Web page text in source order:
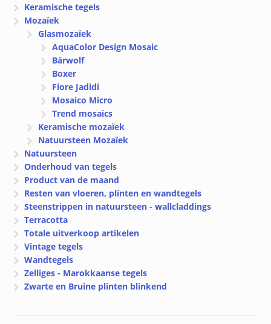
Keramische tegels
Mozaïek
Glasmozaïek
AquaColor Design Mosaic
Bärwolf
Boxer
Fiore Jadidi
Mosaico Micro
Trend mosaics
Keramische mozaïek
Natuursteen Mozaïek
Natuursteen
Onderhoud van tegels
Product van de maand
Resten van vloeren, plinten en wandtegels
Steenstrippen in natuursteen - wallcladdings
Terracotta
Totale uitverkoop artikelen
Vintage tegels
Wandtegels
Zelliges - Marokkaanse tegels
Zwarte en Bruine plinten blinkend